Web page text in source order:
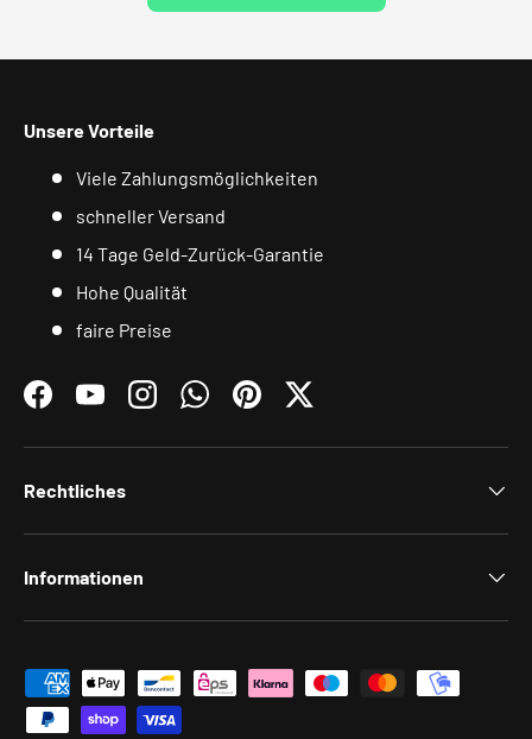
Unsere Vorteile
Viele Zahlungsmöglichkeiten
schneller Versand
14 Tage Geld-Zurück-Garantie
Hohe Qualität
faire Preise
FacebookYouTubeInstagramWhatsAppPinterestTwitter
Rechtliches
Informationen
Zahlungsmethoden